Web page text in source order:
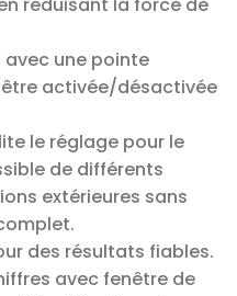
réduisant la force de
avec une pointe
activée/désactivée
le réglage pour le
de différents
extérieures sans
des résultats fiables.
avec fenêtre de